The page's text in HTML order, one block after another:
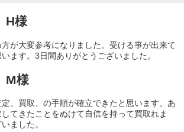
様
が大変参考になりました。受ける事が出来て
ます。3日間ありがとうございました。
様
、買取、の手順が確立できたと思います。あ
てきたことをぬけて自信を持って買取れま
ました。